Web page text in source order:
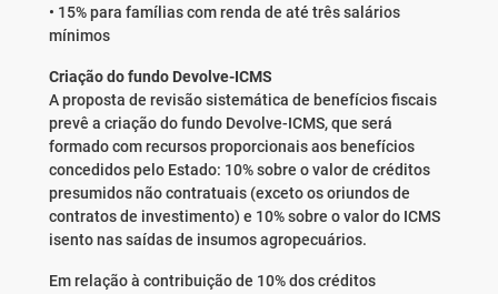
• 15% para famílias com renda de até três salários
mínimos
Criação do fundo Devolve-ICMS
A proposta de revisão sistemática de benefícios fiscais
prevê a criação do fundo Devolve-ICMS, que será
formado com recursos proporcionais aos benefícios
concedidos pelo Estado: 10% sobre o valor de créditos
presumidos não contratuais (exceto os oriundos de
contratos de investimento) e 10% sobre o valor do ICMS
isento nas saídas de insumos agropecuários.
Em relação à contribuição de 10% dos créditos